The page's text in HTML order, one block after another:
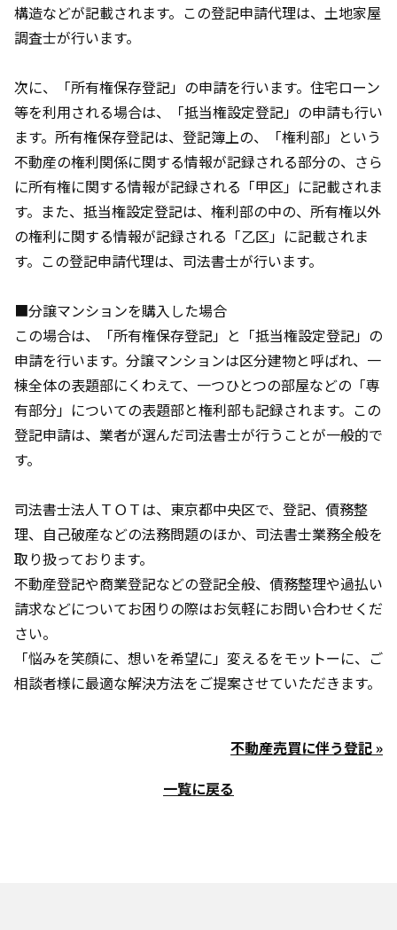
構造などが記載されます。この登記申請代理は、土地家屋
調査士が行います。
次に、「所有権保存登記」の申請を行います。住宅ローン
等を利用される場合は、「抵当権設定登記」の申請も行い
ます。所有権保存登記は、登記簿上の、「権利部」という
不動産の権利関係に関する情報が記録される部分の、さら
に所有権に関する情報が記録される「甲区」に記載されま
す。また、抵当権設定登記は、権利部の中の、所有権以外
の権利に関する情報が記録される「乙区」に記載されま
す。この登記申請代理は、司法書士が行います。
■分譲マンションを購入した場合
この場合は、「所有権保存登記」と「抵当権設定登記」の
申請を行います。分譲マンションは区分建物と呼ばれ、一
棟全体の表題部にくわえて、一つひとつの部屋などの「専
有部分」についての表題部と権利部も記録されます。この
登記申請は、業者が選んだ司法書士が行うことが一般的で
す。
司法書士法人ＴＯＴは、東京都中央区で、登記、債務整
理、自己破産などの法務問題のほか、司法書士業務全般を
取り扱っております。
不動産登記や商業登記などの登記全般、債務整理や過払い
請求などについてお困りの際はお気軽にお問い合わせくだ
さい。
「悩みを笑顔に、想いを希望に」変えるをモットーに、ご
相談者様に最適な解決方法をご提案させていただきます。
不動産売買に伴う登記 »
一覧に戻る